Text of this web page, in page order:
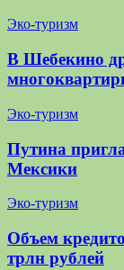
Эко-туризм
В Шебекино
Эко-туризм
Путина
Мексики
Эко-туризм
Объем
трлн рублей